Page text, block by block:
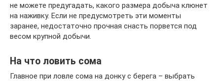
не можете предугадать, какого размера добыча клюнет
на наживку. Если не предусмотреть эти моменты
заранее, недостаточно прочная снасть порвется под
весом крупной добычи.
На что ловить сома
Главное при ловле сома на донку с берега – выбрать